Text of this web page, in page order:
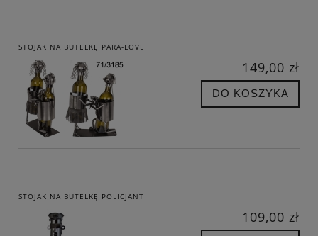
STOJAK NA BUTELKĘ PARA-LOVE
149,00 zł
DO KOSZYKA
STOJAK NA BUTELKĘ POLICJANT
109,00 zł